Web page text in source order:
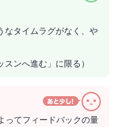
なタイムラグがなく、や
ンへ進む」に限る）
ってフィードバックの量